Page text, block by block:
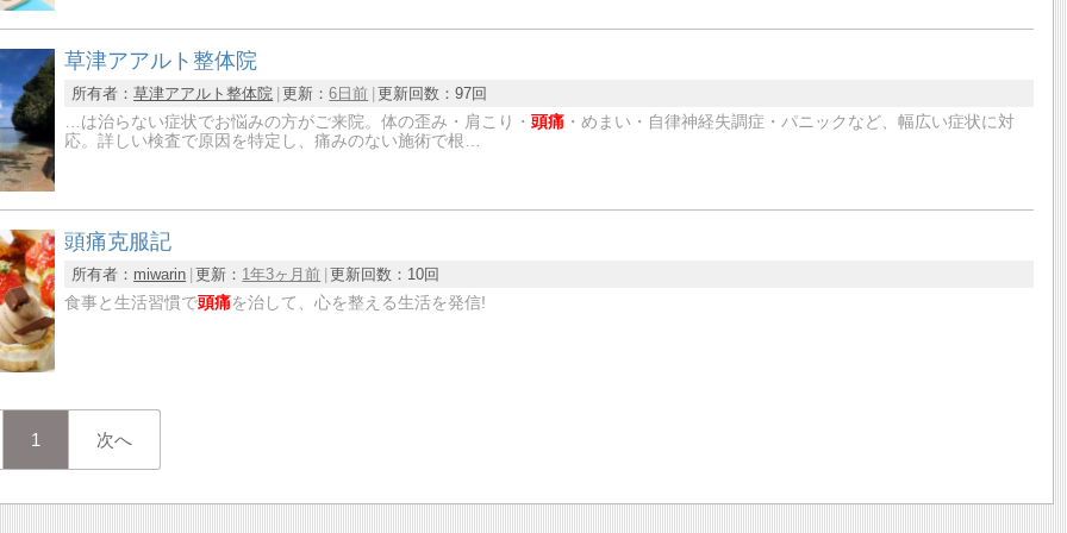
草津アアルト整体院
所有者：草津アアルト整体院 更新：6日前 更新回数：97回
…は治らない症状でお悩みの方がご来院。体の歪み・肩こり・ 頭痛・めまい・自律神経失調症・パニックなど、幅広い症状に対
応。詳しい検査で原因を特定し、痛みのない施術で根…
頭痛克服記
所有者： miwarin 更新： 1年3ヶ月前 更新回数： 10回
食事と生活習慣で頭痛を治して、心を整える生活を発信!
1 次へ